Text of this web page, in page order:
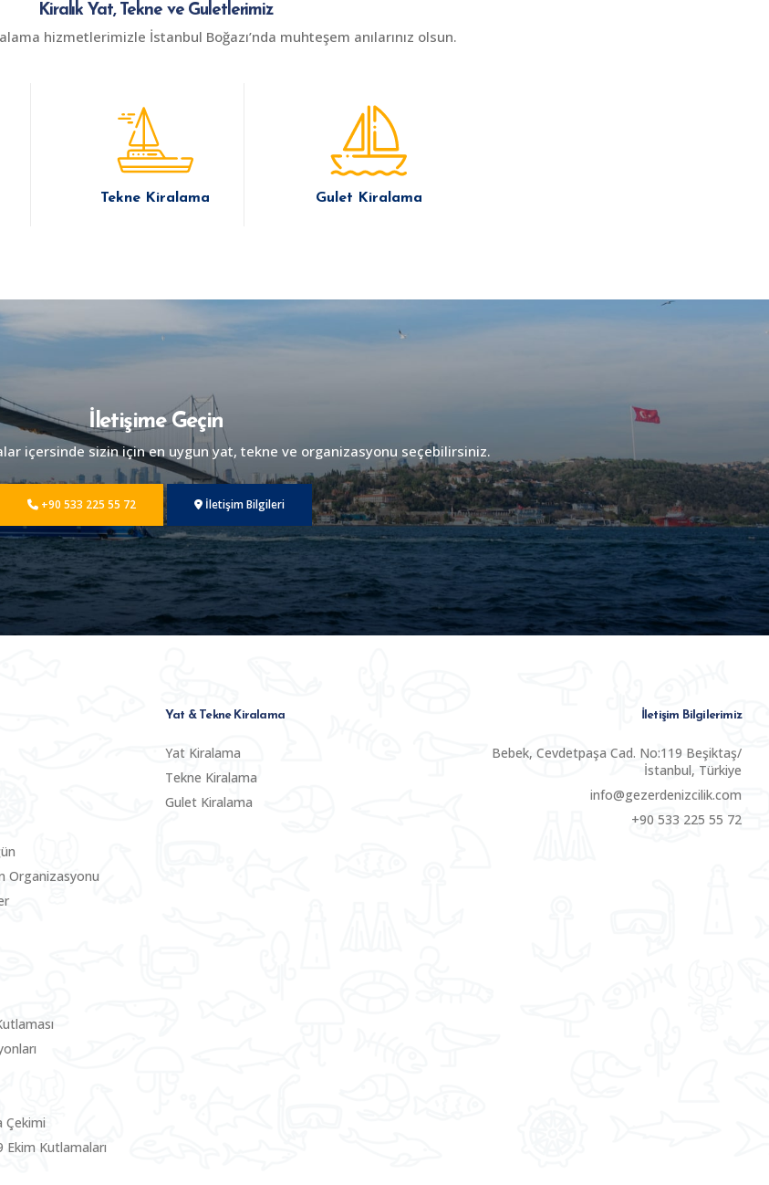
Kiralık Yat, Tekne ve Guletlerimiz
hizmetlerimizle İstanbul Boğazı’nda muhteşem anılarınız olsun.
Tekne Kiralama Gulet Kiralama
İletişime Geçin
içersinde sizin için en uygun yat, tekne ve organizasyonu seçebilirsiniz.
+90 533 225 55 72 İletişim Bilgileri
Organizasyonu
Çekimi
Ekim Kutlamaları
Yat & Tekne Kiralama
Yat Kiralama
Tekne Kiralama
Gulet Kiralama
İletişim Bilgilerimiz
Bebek, Cevdetpaşa Cad. No:119 Beşiktaş/
İstanbul, Türkiye
info@gezerdenizcilik.com
+90 533 225 55 72